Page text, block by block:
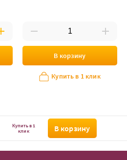
В корзину
Купить в 1 клик
Купить в 1
клик
В корзину